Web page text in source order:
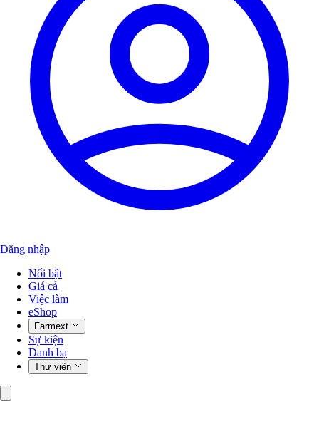
Đăng nhập
Nổi bật
Giá cả
Việc làm
eShop
Farmext
Sự kiện
Danh bạ
Thư viện